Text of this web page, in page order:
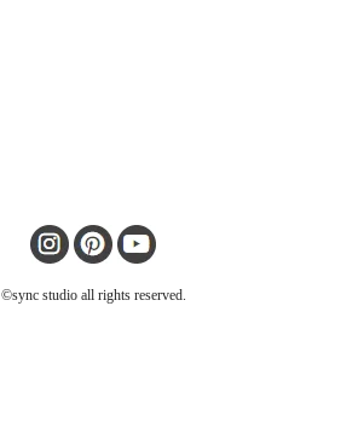
©sync studio all rights reserved.